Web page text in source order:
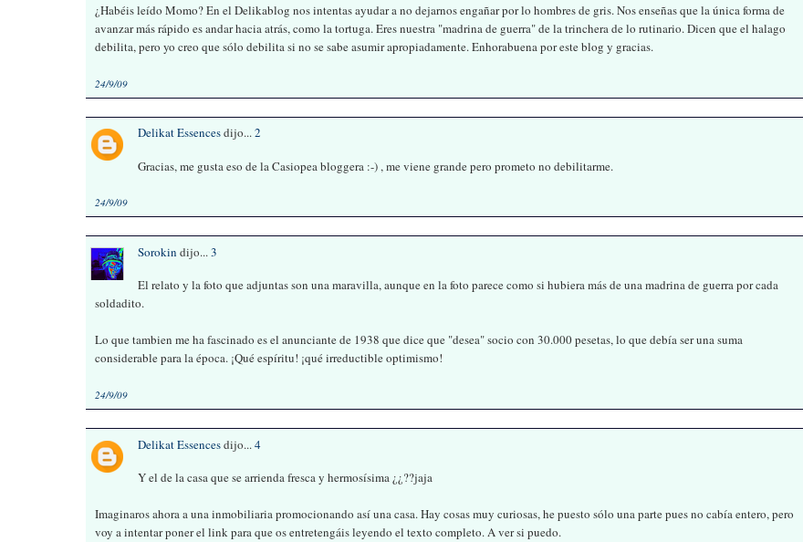
¿Habéis leído Momo? En el Delikablog nos intentas ayudar a no dejarnos engañar por lo hombres de gris. Nos enseñas que la única forma de
avanzar más rápido es andar hacia atrás, como la tortuga. Eres nuestra "madrina de guerra" de la trinchera de lo rutinario. Dicen que el halago
debilita, pero yo creo que sólo debilita si no se sabe asumir apropiadamente. Enhorabuena por este blog y gracias.
24/9/09
Delikat Essencesdijo...2
Gracias, me gusta eso de la Casiopea bloggera :-) , me viene grande pero prometo no debilitarme.
24/9/09
Sorokin dijo...3
El relato y la foto que adjuntas son una maravilla, aunque en la foto parece como si hubiera más de una madrina de guerra por cada
soldadito.
Lo que tambien me ha fascinado es el anunciante de 1938 que dice que "desea" socio con 30.000 pesetas, lo que debía ser una suma
considerable para la época. ¡Qué espíritu! ¡qué irreductible optimismo!
24/9/09
Delikat Essencesdijo...4
Y el de la casa que se arrienda fresca y hermosísima ¿¿??jaja
Imaginaros ahora a una inmobiliaria promocionando así una casa. Hay cosas muy curiosas, he puesto sólo una parte pues no cabía entero, pero
voy a intentar poner el link para que os entretengáis leyendo el texto completo. A ver si puedo.